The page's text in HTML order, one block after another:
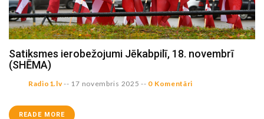
Satiksmes ierobežojumi Jēkabpilī, 18. novembrī
(SHĒMA)
Radio1.lv-- 17 novembris 2025 -- 0 Komentāri
READE MORE